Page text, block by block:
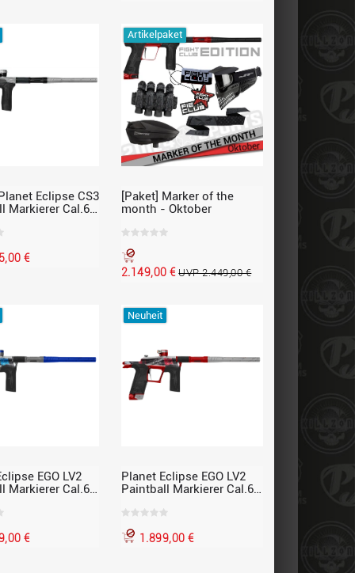
Eclipse CS3
Markierer Cal.68,
€
Artikelpaket
[Paket] Marker of the
month - Oktober
2.149,00 €UVP 2.449,00 €
EGO LV2
Markierer Cal.68,
€
Neuheit
Planet Eclipse EGO LV2
Paintball Markierer Cal.68,
Limited Edition
1.899,00 €